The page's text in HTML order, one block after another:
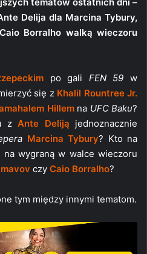
Delija dla Marcina Tybury,
Borralho walką wieczoru
po gali FEN 59 w
się z Khalil Rountree Jr.
Hillemna UFC Baku?
zAnte Deliją jednoznacznie
Marcina Tybury? Kto na
wygraną w walce wieczoru
czy Caio Borralho?
tym między innymi tematom.